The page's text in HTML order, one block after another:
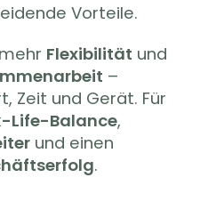
Vorteile.
Flexibilität und
–
Zeit und Gerät. Für
Life-Balance,
und einen
.